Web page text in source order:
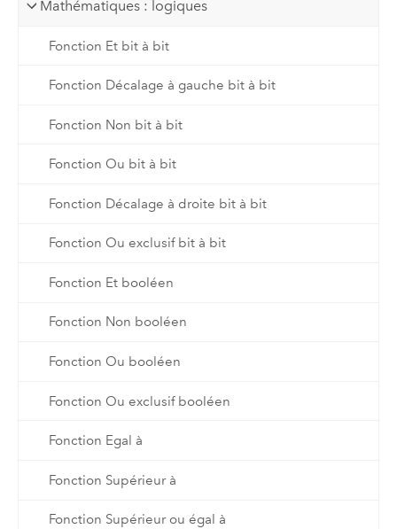
Mathématiques : logiques
Fonction Et bit à bit
Fonction Décalage à gauche bit à bit
Fonction Non bit à bit
Fonction Ou bit à bit
Fonction Décalage à droite bit à bit
Fonction Ou exclusif bit à bit
Fonction Et booléen
Fonction Non booléen
Fonction Ou booléen
Fonction Ou exclusif booléen
Fonction Egal à
Fonction Supérieur à
Fonction Supérieur ou égal à